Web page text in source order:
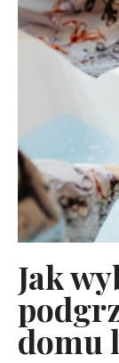
Jak
domu